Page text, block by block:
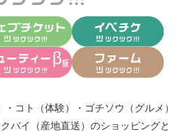
・ コト（体験） ・ ゴチソウ（グルメ）
バイ（産地直送） のショッピングと